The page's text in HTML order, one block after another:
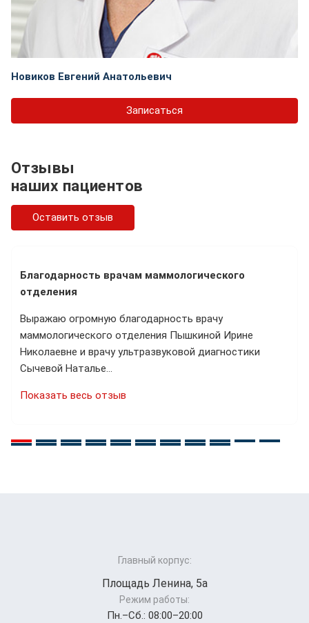
Новиков Евгений Анатольевич
Записаться
Отзывы
наших пациентов
Оставить отзыв
Благодарность врачам маммологического
отделения
Выражаю огромную благодарность врачу
маммологического отделения Пышкиной Ирине
Николаевне и врачу ультразвуковой диагностики
Сычевой Наталье…
Показать весь отзыв
Главный корпус:
Площадь Ленина, 5а
Режим работы:
Пн.–Cб.: 08:00–20:00